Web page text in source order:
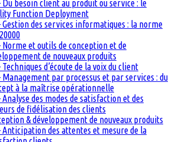
Du besoin client au produit ou service : le
Function Deployment
Gestion des services informatiques : la norme
Norme et outils de conception et de
de nouveaux produits
Techniques d’écoute de la voix du client
Management par processus et par services : du
à la maîtrise opérationnelle
Analyse des modes de satisfaction et des
de fidélisation des clients
& développement de nouveaux produits
Anticipation des attentes et mesure de la